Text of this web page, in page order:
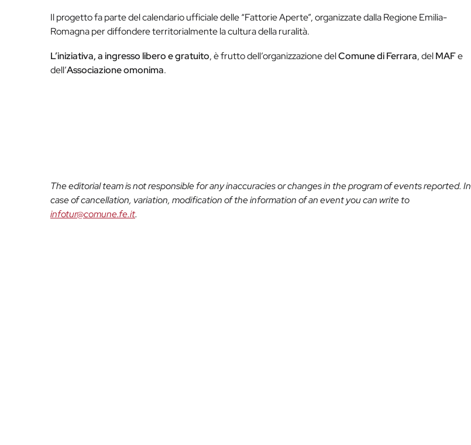
Il progetto fa parte del calendario ufficiale delle “Fattorie Aperte”, organizzate dalla Regione Emilia-
Romagna per diffondere territorialmente la cultura della ruralità.
L’iniziativa, a ingresso libero e gratuito, è frutto dell’organizzazione delComune di Ferrara, delMAFe
dell’Associazione omonima.
The editorial team is not responsible for any inaccuracies or changes in the program of events reported. In
case of cancellation, variation, modification of the information of an event you can write to
infotur@comune.fe.it.